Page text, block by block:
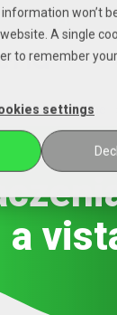
won’t
A single
to remember
settings
whatsapp
ustne
a